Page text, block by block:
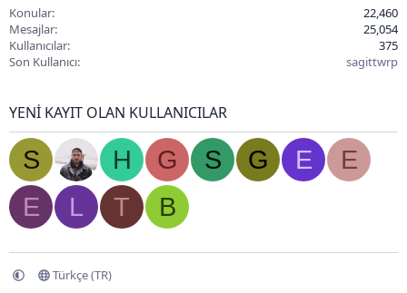
Konular
22,460
Mesajlar
25,054
Kullanıcılar
375
Son Kullanıcı
sagittwrp
YENI KAYIT OLAN KULLANICILAR
S H G S G E
E
E
L T B
Türkçe (TR)